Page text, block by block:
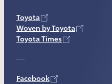
Toyota
Woven by Toyota
Toyota Times
Facebook